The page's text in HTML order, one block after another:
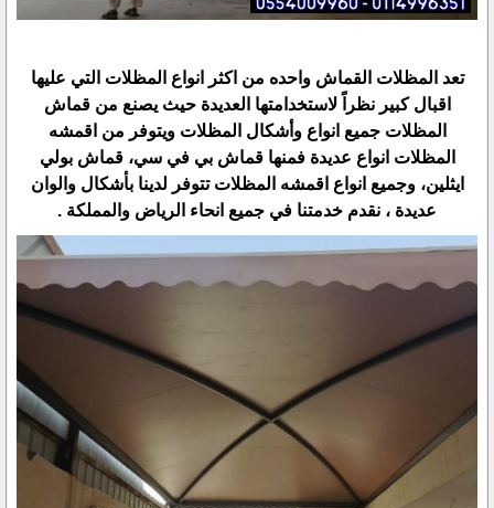
تعد المظلات القماش واحده من اكثر انواع المظلات التي عليها
اقبال كبير نظراً لاستخدامتها العديدة حيث يصنع من قماش
المظلات جميع انواع وأشكال المظلات ويتوفر من اقمشه
المظلات انواع عديدة فمنها قماش بي في سي، قماش بولي
ايثلين، وجميع انواع اقمشه المظلات تتوفر لدينا بأشكال والوان
عديدة ، نقدم خدمتنا في جميع انحاء الرياض والمملكة .